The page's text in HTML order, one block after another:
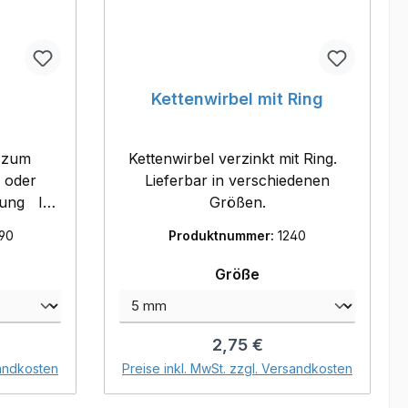
oder
In
Kettenwirbel mit Ring
Kettenwirbel verzinkt mit Ring.
Lieferbar in verschiedenen
Größen.
Produktnummer: 1240
Größe
Regulärer Preis:
2,75 €
Preise inkl. MwSt. zzgl. Versandkosten
In den Warenkorb